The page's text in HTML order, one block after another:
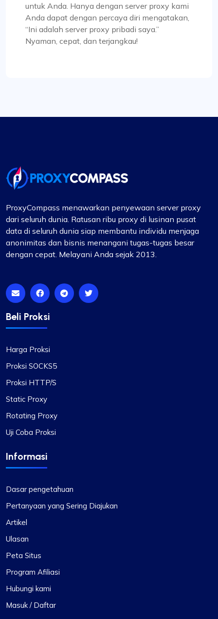
Sangat Puas
Proxy dinamis Proxy Compass (mereka
Telah menggunakan ProxyCompass selama
lebih dari setahun, dan waktu aktifnya sangat
fenomenal. Saya menyadari bahwa mereka telah
memperluas lokasi servernya baru-baru ini dan
dengan cepat.
Sejujurnya, saya sudah cukup lama mencari proxy
yang layak. Seorang teman saya menyarankan
agar saya mencoba Proxycompass, dan harus
pelanggan mereka. Mereka benar-benar
meluangkan waktu untuk membantu saya
adalah yang terbaik – andal dan statis, cocok
untuk penggunaan jangka panjang. Saya
mendapatkan diskon menarik ketika saya
memperpanjangnya. Sangat merekomendasikan
Proxycompass.com, dan saya berencana untuk
🙂
untuk Anda. Hanya dengan server proxy kami
Anda dapat dengan percaya diri mengatakan,
“Ini adalah server proxy pribadi saya.”
Nyaman, cepat, dan terjangkau!
ProxyCompass menawarkan penyewaan server proxy
dari seluruh dunia. Ratusan ribu proxy di lusinan pusat
data di seluruh dunia siap membantu individu menjaga
anonimitas dan bisnis menangani tugas-tugas besar
dengan cepat. Melayani Anda sejak 2013.
Beli Proksi
Harga Proksi
Proksi SOCKS5
Proksi HTTP/S
Static Proxy
Rotating Proxy
Uji Coba Proksi
Informasi
Dasar pengetahuan
Pertanyaan yang Sering Diajukan
Artikel
Ulasan
Peta Situs
Program Afiliasi
Hubungi kami
Masuk / Daftar